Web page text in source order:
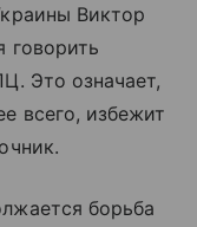
Виктор
говорить
Это означает,
всего, избежит
борьба